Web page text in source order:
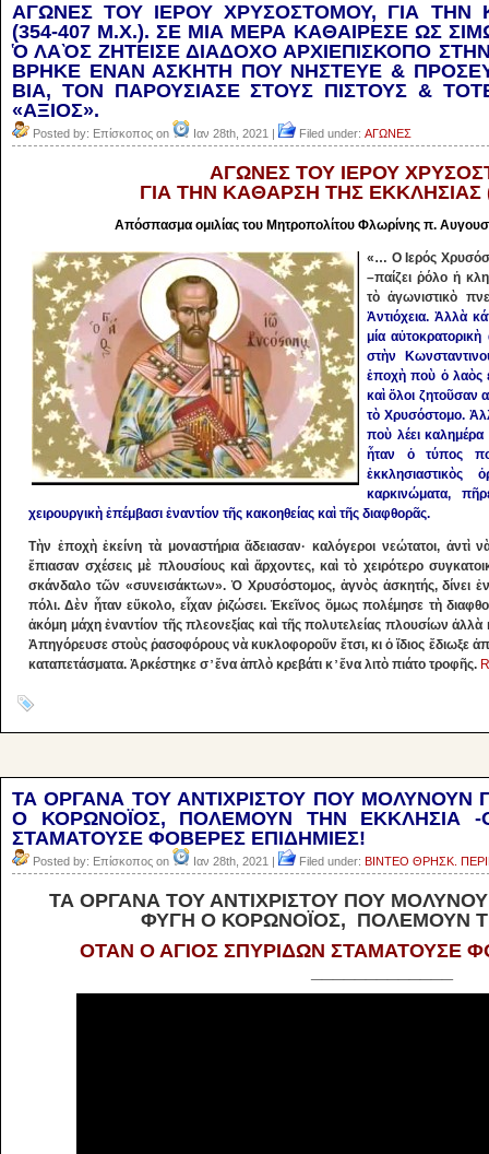
ΑΓΩΝΕΣ ΤΟΥ ΙΕΡΟΥ ΧΡΥΣΟΣΤΟΜΟΥ, ΓΙΑ ΤΗΝ
(354-407 Μ.Χ.). ΣΕ ΜΙΑ ΜΕΡΑ ΚΑΘΑΙΡΕΣΕ ΩΣ
Ὁ ΛΑῸΣ ΖΗΤΕΙΣΕ ΔΙΑΔΟΧΟ ΑΡΧΙΕΠΙΣΚΟΠΟ
ΒΡΗΚΕ ΕΝΑΝ ΑΣΚΗΤΗ ΠΟΥ ΝΗΣΤΕΥΕ &
ΒΙΑ, ΤΟΝ ΠΑΡΟΥΣΙΑΣΕ ΣΤΟΥΣ ΠΙΣΤΟΥΣ &
«ΑΞΙΟΣ».
Posted by: Επίσκοπος on Ιαν 28th, 2021 | Filed under: ΑΓΩΝΕΣ
ΑΓΩΝΕΣ ΤΟΥ ΙΕΡΟΥ
ΓΙΑ ΤΗΝ ΚΑΘΑΡΣΗ ΤΗΣ ΕΚΚΛΗΣΙΑΣ
Απόσπασμα ομιλίας του Μητροπολίτου Φλωρίνης π.
«… Ο Ιερός
–παίζει ῥόλο ἡ
τὸ ἀγωνιστικὸ
Ἀντιόχεια. Ἀλλὰ
μία
στὴν
ἐποχὴ ποὺ ὁ λαὸς
καὶ ὅλοι ζητοῦσαν
τὸ Χρυσόστομο.
ποὺ λέει καλημέρα
ἦταν ὁ τύπος
ἐκκλησιαστικὸς
καρκινώματα,
χειρουργικὴ ἐπέμβασι ἐναντίον τῆς κακοηθείας καὶ τῆς διαφθορᾶς.
Τὴν ἐποχὴ ἐκείνη τὰ μοναστήρια ἄδειασαν· καλόγεροι νεώτατοι, ἀντὶ
ἔπιασαν σχέσεις μὲ πλουσίους καὶ ἄρχοντες, καὶ τὸ χειρότερο
σκάνδαλο τῶν «συνεισάκτων». Ὁ Χρυσόστομος, ἁγνὸς ἀσκητής, δίνει
πόλι. Δὲν ἦταν εὔκολο, εἶχαν ῥιζώσει. Ἐκεῖνος ὅμως πολέμησε τὴ
ἀκόμη μάχη ἐναντίον τῆς πλεονεξίας καὶ τῆς πολυτελείας πλουσίων
Ἀπηγόρευσε στοὺς ῥασοφόρους νὰ κυκλοφοροῦν ἔτσι, κι ὁ ἴδιος ἔδιωξε
καταπετάσματα. Ἀρκέστηκε σ ̓ ἕνα ἁπλὸ κρεβάτι κ ̓ ἕνα λιτὸ πιάτο τροφῆς.
ΤΑ ΟΡΓΑΝΑ ΤΟΥ ΑΝΤΙΧΡΙΣΤΟΥ ΠΟΥ ΜΟΛΥΝΟΥΝ
Ο ΚΟΡΩΝΟΪΟΣ, ΠΟΛΕΜΟΥΝ ΤΗΝ ΕΚΚΛΗΣΙΑ -
ΣΤΑΜΑΤΟΥΣΕ ΦΟΒΕΡΕΣ ΕΠΙΔΗΜΙΕΣ!
Posted by: Επίσκοπος on Ιαν 28th, 2021 | Filed under: ΒΙΝΤΕΟ ΘΡΗΣΚ.
ΤΑ ΟΡΓΑΝΑ ΤΟΥ ΑΝΤΙΧΡΙΣΤΟΥ ΠΟΥ
ΦΥΓΗ Ο ΚΟΡΩΝΟΪΟΣ, ΠΟΛΕΜΟΥΝ
ΟΤΑΝ Ο ΑΓΙΟΣ ΣΠΥΡΙΔΩΝ ΣΤΑΜΑΤΟΥΣΕ